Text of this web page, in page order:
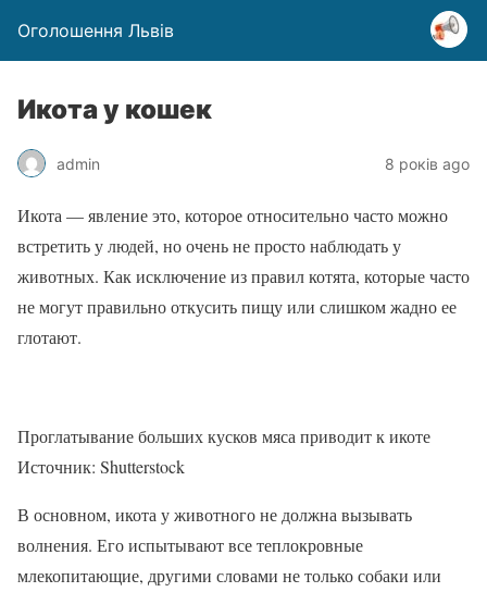
Оголошення Львів
Икота у кошек
admin 8 років ago
Икота — явление это, которое относительно часто можно
встретить у людей, но очень не просто наблюдать у
животных. Как исключение из правил котята, которые часто
не могут правильно откусить пищу или слишком жадно ее
глотают.
Проглатывание больших кусков мяса приводит к икоте
Источник: Shutterstock
В основном, икота у животного не должна вызывать
волнения. Его испытывают все теплокровные
млекопитающие, другими словами не только собаки или